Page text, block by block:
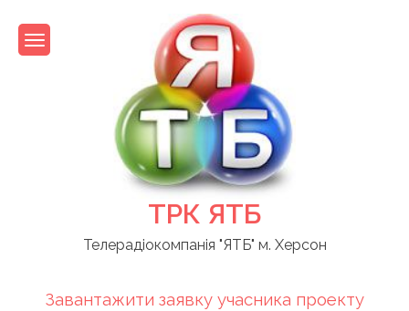
content
ТРК ЯТБ
Телерадіокомпанія "ЯТБ" м. Херсон
Завантажити заявку учасника проекту